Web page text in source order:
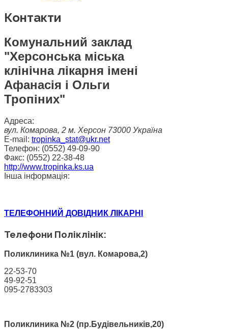
Контакти
Комунальний заклад
"Херсонська міська
клінічна лікарня імені
Афанасія і Ольги
Тропіних"
Адреса:
вул. Комарова, 2 м. Херсон 73000 Україна
E-mail: tropinka_stat@ukr.net
Телефон: (0552) 49-09-90
Факс: (0552) 22-38-48
http://www.tropinka.ks.ua
Інша інформація:
ТЕЛЕФОННИЙ ДОВІДНИК ЛІКАРНІ
Телефони Поліклінік:
Поликлиника №1 (вул. Комарова,2)
22-53-70
49-92-51
095-2783303
Поликлиника №2 (пр.Будівельників,20)